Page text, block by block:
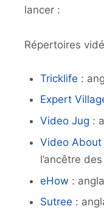
lancer :
Répertoires
Tricklife :
Expert
Video Jug :
Video About
l’ancêtre
eHow :
Sutree :